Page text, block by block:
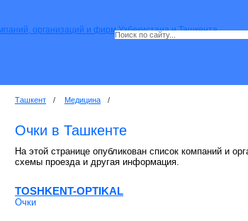
Ташкент / Медицина /
Очки в Ташкенте
На этой странице опубликован список компаний и
схемы проезда и другая информация.
TOSHKENT-OPTIKAL
Очки